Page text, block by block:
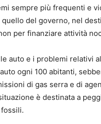
sempre più frequenti e
del governo, nel
per finanziare attività
auto e i problemi
ogni 100 abitanti,
di gas serra e di
è destinata a